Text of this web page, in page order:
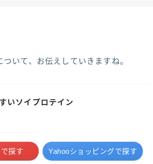
いて、お伝えしていきますね。
いソイプロテイン
探す Yahooショッピングで探す